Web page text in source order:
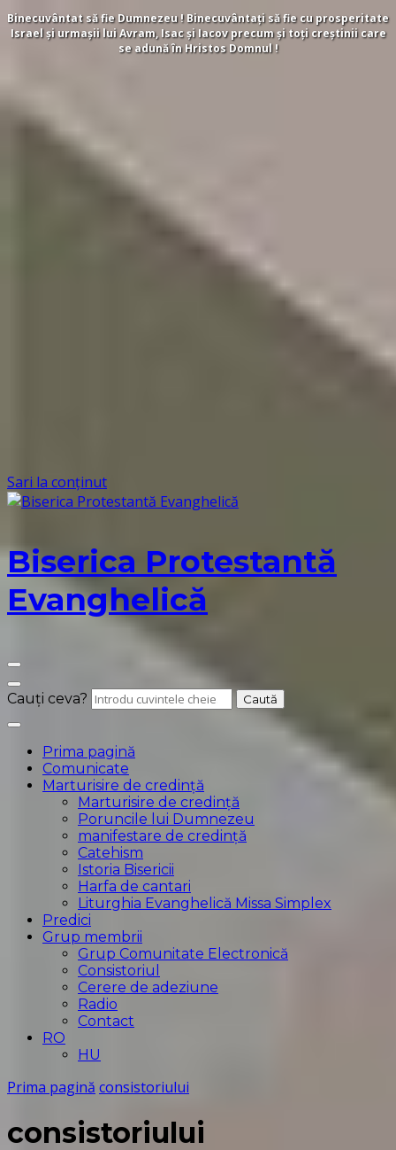
Binecuvântat să fie Dumnezeu ! Binecuvântați să fie cu prosperitate
Israel și urmașii lui Avram, Isac și Iacov precum și toți creștinii care
se adună în Hristos Domnul !
Sari la conținut
Biserica Protestantă
Evanghelică
Cauți ceva?
Prima pagină
Comunicate
Marturisire de credință
Marturisire de credință
Poruncile lui Dumnezeu
manifestare de credință
Catehism
Istoria Bisericii
Harfa de cantari
Liturghia Evanghelică Missa Simplex
Predici
Grup membrii
Grup Comunitate Electronică
Consistoriul
Cerere de adeziune
Radio
Contact
RO
HU
Prima pagină consistoriului
consistoriului